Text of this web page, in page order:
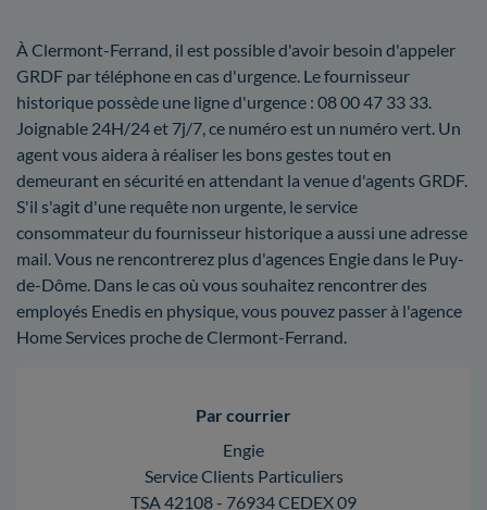
À Clermont-Ferrand, il est possible d'avoir besoin d'appeler
GRDF par téléphone en cas d'urgence. Le fournisseur
historique possède une ligne d'urgence : 08 00 47 33 33.
Joignable 24H/24 et 7j/7, ce numéro est un numéro vert. Un
agent vous aidera à réaliser les bons gestes tout en
demeurant en sécurité en attendant la venue d'agents GRDF.
S'il s'agit d'une requête non urgente, le service
consommateur du fournisseur historique a aussi une adresse
mail. Vous ne rencontrerez plus d'agences Engie dans le Puy-
de-Dôme. Dans le cas où vous souhaitez rencontrer des
employés Enedis en physique, vous pouvez passer à l'agence
Home Services proche de Clermont-Ferrand.
Par courrier
Engie
Service Clients Particuliers
TSA 42108 - 76934 CEDEX 09